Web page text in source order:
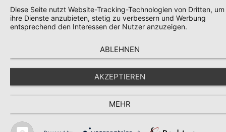
Diese Seite nutzt Website-Tracking-Technologien von Dritten, um
ihre Dienste anzubieten, stetig zu verbessern und Werbung
entsprechend den Interessen der Nutzer anzuzeigen.
ABLEHNEN
AKZEPTIEREN
MEHR